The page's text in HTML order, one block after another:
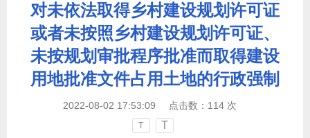
对未依法取得乡村建设规划许可证
或者未按照乡村建设规划许可证、
未按规划审批程序批准而取得建设
用地批准文件占用土地的行政强制
2022-08-02 17:53:09 点击数： 114 次
T T